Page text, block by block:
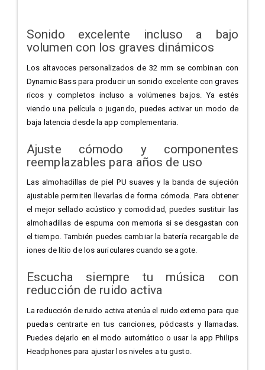
Sonido excelente incluso a bajo
volumen con los graves dinámicos
Los altavoces personalizados de 32 mm se combinan con
Dynamic Bass para producir un sonido excelente con graves
ricos y completos incluso a volúmenes bajos. Ya estés
viendo una película o jugando, puedes activar un modo de
baja latencia desde la app complementaria.
Ajuste cómodo y componentes
reemplazables para años de uso
Las almohadillas de piel PU suaves y la banda de sujeción
ajustable permiten llevarlas de forma cómoda. Para obtener
el mejor sellado acústico y comodidad, puedes sustituir las
almohadillas de espuma con memoria si se desgastan con
el tiempo. También puedes cambiar la batería recargable de
iones de litio de los auriculares cuando se agote.
Escucha siempre tu música con
reducción de ruido activa
La reducción de ruido activa atenúa el ruido externo para que
puedas centrarte en tus canciones, pódcasts y llamadas.
Puedes dejarlo en el modo automático o usar la app Philips
Headphones para ajustar los niveles a tu gusto.